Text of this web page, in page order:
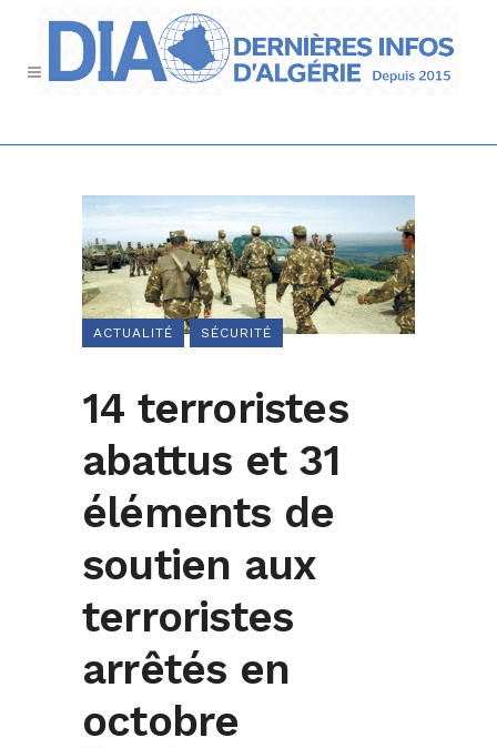
ACTUALITÉ SÉCURITÉ
14 terroristes
abattus et 31
éléments de
soutien aux
terroristes
arrêtés en
octobre